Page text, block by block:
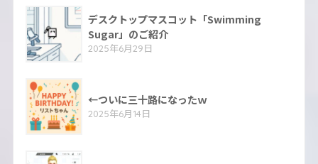
デスクトップマスコット「Swimming
Sugar」のご紹介
2025年6月29日
←ついに三十路になったｗ
2025年6月14日